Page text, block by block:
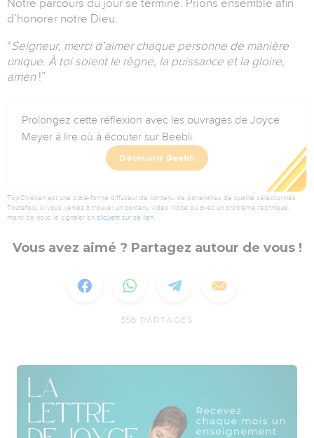
Notre parcours du jour se termine. Prions ensemble afin
d’honorer notre Dieu.
“Seigneur, merci d’aimer chaque personne de manière
unique. À toi soient le règne, la puissance et la gloire,
amen !”
Prolongez cette réflexion avec les ouvrages de Joyce
Meyer à lire où à écouter sur Beebli.
Découvrir Beebli
TopChrétien est une plate-forme diffuseur de contenu de partenaires de qualité sélectionnés.
Toutefois, si vous veniez à trouver un contenu vidéo illicite ou avec un problème technique,
merci de nous le signaler en cliquant sur ce lien
Vous avez aimé ? Partagez autour de vous !
558 PARTAGES